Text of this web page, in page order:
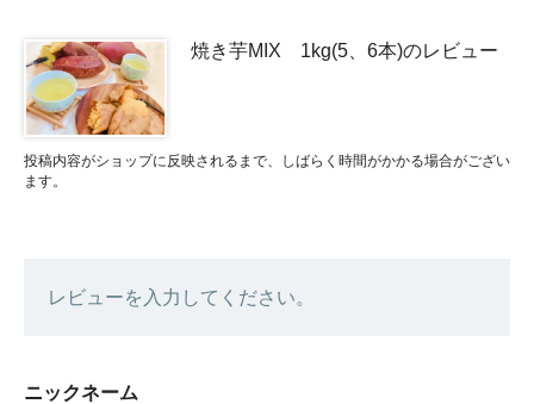
焼き芋MIX 1kg(5、6本)のレビュー
投稿内容がショップに反映されるまで、しばらく時間がかかる場合がござい
ます。
レビューを入力してください。
ニックネーム